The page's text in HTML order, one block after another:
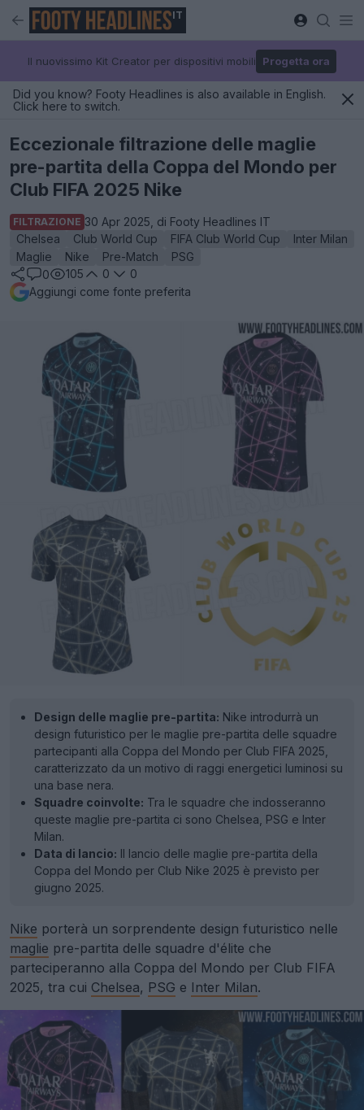
IT
Il nuovissimo Kit Creator per dispositivi mobili Progetta ora
Did you know? Footy Headlines is also available in English.
Click here to switch.
Eccezionale filtrazione delle maglie
pre-partita della Coppa del Mondo per
Club FIFA 2025 Nike
FILTRAZIONE 30 Apr 2025, di Footy Headlines IT
Chelsea
Club World Cup FIFA Club World Cup
Inter Milan
Maglie
Nike Pre-Match
PSG
0
105 0
0
Aggiungi come fonte preferita
Design delle maglie pre-partita: Nike introdurrà un
design futuristico per le maglie pre-partita delle squadre
partecipanti alla Coppa del Mondo per Club FIFA 2025,
caratterizzato da un motivo di raggi energetici luminosi su
una base nera.
Squadre coinvolte: Tra le squadre che indosseranno
queste maglie pre-partita ci sono Chelsea, PSG e Inter
Milan.
Data di lancio: Il lancio delle maglie pre-partita della
Coppa del Mondo per Club Nike 2025 è previsto per
giugno 2025.
Nike porterà un sorprendente design futuristico nelle
maglie pre-partita delle squadre d'élite che
parteciperanno alla Coppa del Mondo per Club FIFA
2025, tra cui Chelsea, PSG e Inter Milan.